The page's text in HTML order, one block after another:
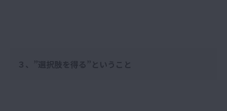
３、”選択肢を得る”ということ